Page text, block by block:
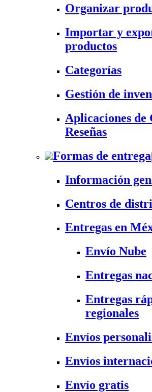
Organizar
Importar y
productos
Categorías
Gestión de
Aplicaciones de
Reseñas
Formas de entrega
Información
Centros de
Entregas en
Envío Nube
Entregas
Entregas
regionales
Envíos
Envíos
Envío gratis